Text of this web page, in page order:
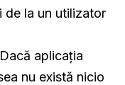
de la un utilizator
Dacă aplicația
nu există nicio